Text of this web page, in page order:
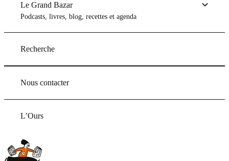
Le Grand Bazar
Podcasts, livres, blog, recettes et agenda
Recherche
Nous contacter
L’Ours